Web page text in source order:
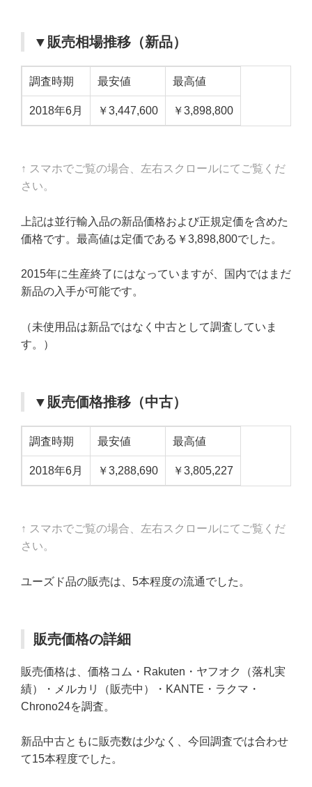
▼販売相場推移（新品）
調査時期 最安値 最高値
2018年6月 ￥3,447,600 ￥3,898,800
↑ スマホでご覧の場合、左右スクロールにてご覧くだ
さい。
上記は並行輸入品の新品価格および正規定価を含めた
価格です。最高値は定価である￥3,898,800でした。
2015年に生産終了にはなっていますが、国内ではまだ
新品の入手が可能です。
（未使用品は新品ではなく中古として調査していま
す。）
▼販売価格推移（中古）
調査時期 最安値 最高値
2018年6月 ￥3,288,690 ￥3,805,227
↑ スマホでご覧の場合、左右スクロールにてご覧くだ
さい。
ユーズド品の販売は、5本程度の流通でした。
販売価格の詳細
販売価格は、価格コム・Rakuten・ヤフオク（落札実
績）・メルカリ（販売中）・KANTE・ラクマ・
Chrono24を調査。
新品中古ともに販売数は少なく、今回調査では合わせ
て15本程度でした。